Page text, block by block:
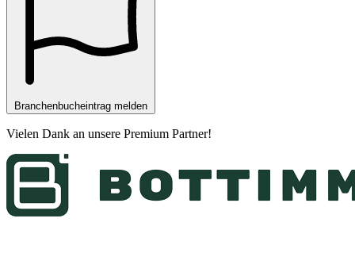
Branchenbucheintrag melden
Vielen Dank an unsere Premium Partner!